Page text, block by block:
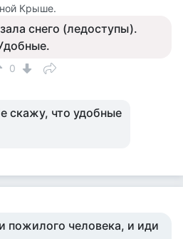
Крыше.
снего (ледоступы).
0
скажу, что удобные
пожилого человека, и иди